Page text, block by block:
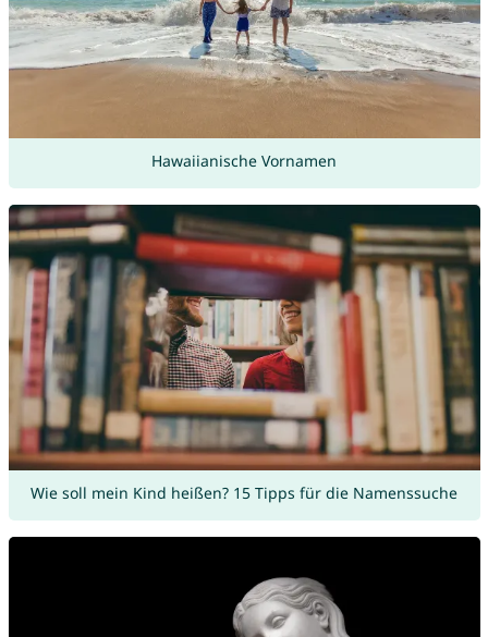
Hawaiianische Vornamen
Wie soll mein Kind heißen? 15 Tipps für die Namenssuche